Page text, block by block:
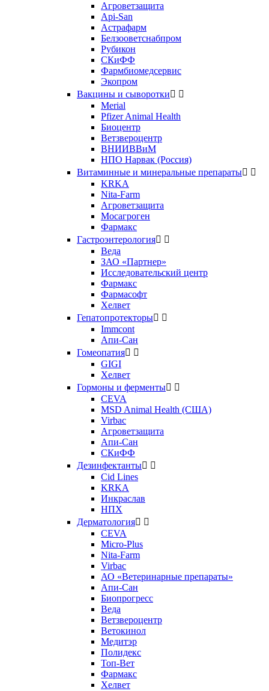
Агроветзащита
Api-San
Астрафарм
Белзооветснабпром
Рубикон
СКиФФ
Фармбиомедсервис
Экопром
Вакцины и сыворотки 
Merial
Pfizer Animal Health
Биоцентр
Ветзвероцентр
ВНИИВВиМ
НПО Нарвак (Россия)
Витаминные и минеральные препараты 
KRKA
Nita-Farm
Агроветзащита
Мосагроген
Фармакс
Гастроэнтерология 
Веда
ЗАО «Партнер»
Исследовательский центр
Фармакс
Фармасофт
Хелвет
Гепатопротекторы 
Immcont
Апи-Сан
Гомеопатия 
GIGI
Хелвет
Гормоны и ферменты 
CEVA
MSD Animal Health (США)
Virbac
Агроветзащита
Апи-Сан
СКиФФ
Дезинфектанты 
Cid Lines
KRKA
Инкраслав
НПХ
Дерматология 
CEVA
Micro-Plus
Nita-Farm
Virbac
АО «Ветеринарные препараты»
Апи-Сан
Биопрогресс
Веда
Ветзвероцентр
Ветокинол
Медитэр
Полидекс
Топ-Вет
Фармакс
Хелвет